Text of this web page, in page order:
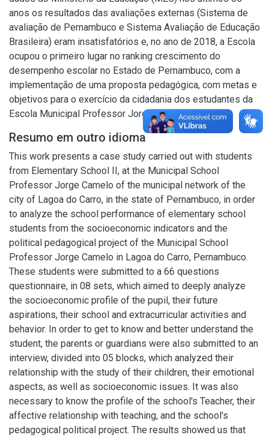
anos os resultados das avaliações externas (Sistema de
avaliação de Pernambuco e Sistema Avaliação de Educação
Brasileira) eram insatisfatórios e, no ano de 2018, a Escola
ocupou o primeiro lugar no ranking crescimento do
desempenho escolar no Estado de Pernambuco, com a
implementação de uma proposta pedagógica, com metas e
objetivos para o exercício da cidadania dos estudantes da
Escola Municipal Professor Jorge Camelo.
Resumo em outro idioma
This work presents a case study carried out with students
from Elementary School II, at the Municipal School
Professor Jorge Camelo of the municipal network of the
city of Lagoa do Carro, in the state of Pernambuco, in order
to analyze the school performance of elementary school
students from the socioeconomic indicators and the
political pedagogical project of the Municipal School
Professor Jorge Camelo in Lagoa do Carro, Pernambuco.
These students were submitted to a 66 questions
questionnaire, in 08 sets, which aimed to deeply analyze
the socioeconomic profile of the pupil, their future
aspirations, their school and extracurricular activities and
behavior. In order to get to know and better understand the
student, the parents or guardians were also submitted to an
interview, divided into 05 blocks, which analyzed their
relationship with the study of their children, their emotional
aspects, as well as socioeconomic issues. It was also
necessary to know the profile of the school's Teacher, their
affective relationship with teaching, and the school's
pedagogical political project. The results showed us that